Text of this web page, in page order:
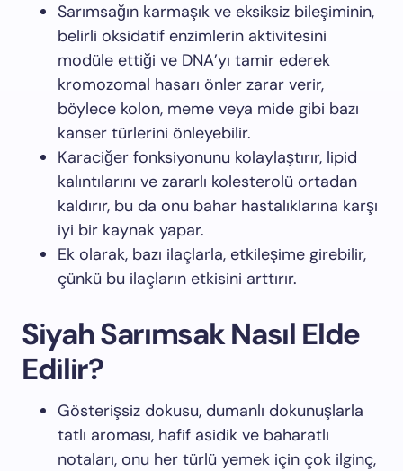
Sarımsağın karmaşık ve eksiksiz bileşiminin,
belirli oksidatif enzimlerin aktivitesini
modüle ettiği ve DNA’yı tamir ederek
kromozomal hasarı önler zarar verir,
böylece kolon, meme veya mide gibi bazı
kanser türlerini önleyebilir.
Karaciğer fonksiyonunu kolaylaştırır, lipid
kalıntılarını ve zararlı kolesterolü ortadan
kaldırır, bu da onu bahar hastalıklarına karşı
iyi bir kaynak yapar.
Ek olarak, bazı ilaçlarla, etkileşime girebilir,
çünkü bu ilaçların etkisini arttırır.
Siyah Sarımsak Nasıl Elde
Edilir?
Gösterişsiz dokusu, dumanlı dokunuşlarla
tatlı aroması, hafif asidik ve baharatlı
notaları, onu her türlü yemek için çok ilginç,